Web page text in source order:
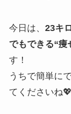
今日は、 23キ
でもできる“痩
す！ 運
うちで簡単に
てくださいね💖